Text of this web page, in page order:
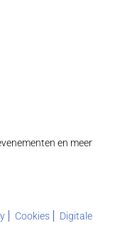
en meer
Cookies
Digitale